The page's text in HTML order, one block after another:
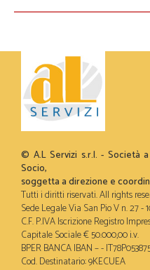
© A.L Servizi s.r.l. - Società
Socio,
soggetta a direzione e
Tutti i diritti riservati. All rights
Sede Legale Via San Pio V n. 27 -
C.F. P.IVA Iscrizione Registro
Capitale Sociale € 50.000,00 i.v.
BPER BANCA IBAN – -
Cod. Destinatario: 9KECUEA